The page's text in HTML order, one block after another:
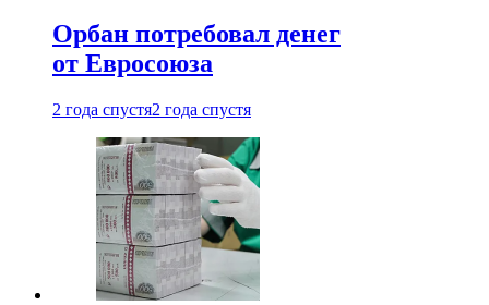
Орбан потребовал денег
от Евросоюза
2 года спустя2 года спустя